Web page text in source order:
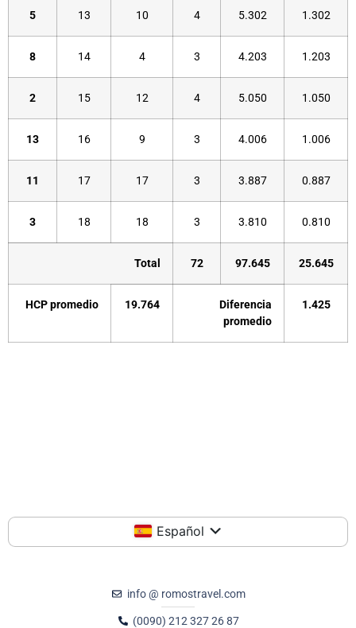
5 13 10 4 5.302 1.302
8 14 4 3 4.203 1.203
2 15 12 4 5.050 1.050
13 16 9 3 4.006 1.006
11 17 17 3 3.887 0.887
3 18 18 3 3.810 0.810
Total 72 97.645 25.645
HCP promedio 19.764
Diferencia
promedio
1.425
Español
info @ romostravel.com
(0090) 212 327 26 87